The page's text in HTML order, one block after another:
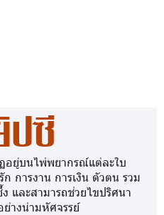
ปซี
อยู่บนไพ่พยากรณ์แต่ละใบ
ก การงาน การเงิน ตัวตน รวม
และสามารถช่วยไขปริศนา
างน่ามหัศจรรย์